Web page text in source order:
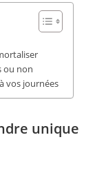
ou non
vos journées
unique